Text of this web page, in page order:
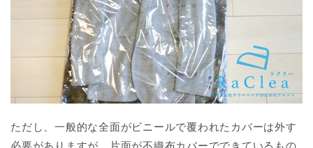
ただし、一般的な全面がビニールで覆われたカバーは外す
必要がありますが、片面が不織布カバーでできているもの